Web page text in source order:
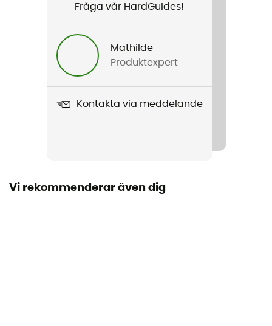
Längd utfälld
Personlig skyddsutrustning
PPE - Category 2
Fråga vår HardGuides!
Mathilde
Produktexpert
Kontakta via meddelande
Vi rekommenderar även dig